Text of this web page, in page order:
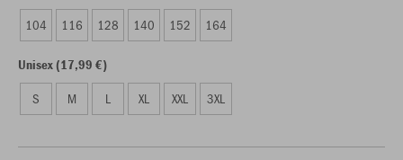
104 116 128 140 152 164
Unisex (17,99 €)
S M L XL XXL 3XL